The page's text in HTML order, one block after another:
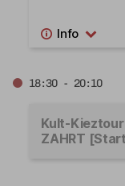
18:30 - 20:10
Kult-Kieztour
ZAHRT